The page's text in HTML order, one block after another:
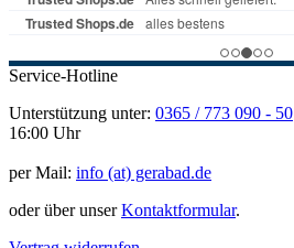
Service-Hotline
Unterstützung unter: 0365 / 773 090 - 50
16:00 Uhr
per Mail: info (at) gerabad.de
oder über unserKontaktformular.